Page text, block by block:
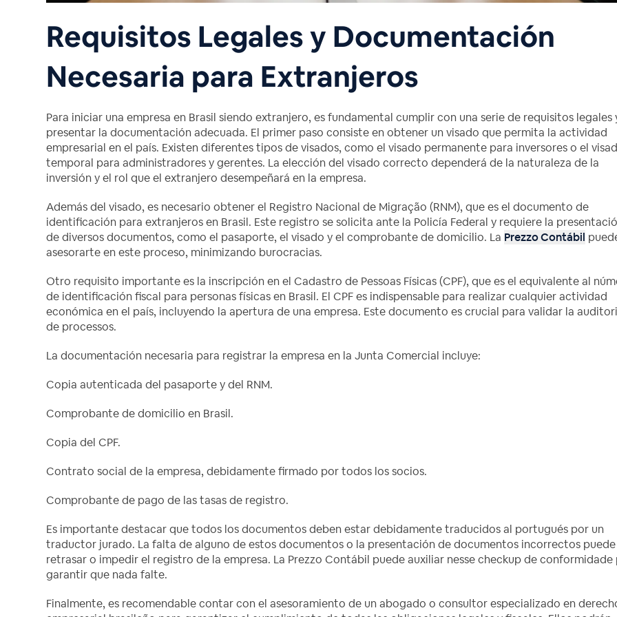
Requisitos Legales y Documentación
Necesaria para Extranjeros
Para iniciar una empresa en Brasil siendo extranjero, es fundamental cumplir con una serie de requisitos legales
presentar la documentación adecuada. El primer paso consiste en obtener un visado que permita la actividad
empresarial en el país. Existen diferentes tipos de visados, como el visado permanente para inversores o el
temporal para administradores y gerentes. La elección del visado correcto dependerá de la naturaleza de la
inversión y el rol que el extranjero desempeñará en la empresa.
Además del visado, es necesario obtener el Registro Nacional de Migração (RNM), que es el documento de
identificación para extranjeros en Brasil. Este registro se solicita ante la Policía Federal y requiere la
de diversos documentos, como el pasaporte, el visado y el comprobante de domicilio. La Prezzo Contábil
asesorarte en este proceso, minimizando burocracias.
Otro requisito importante es la inscripción en el Cadastro de Pessoas Físicas (CPF), que es el equivalente al
de identificación fiscal para personas físicas en Brasil. El CPF es indispensable para realizar cualquier actividad
económica en el país, incluyendo la apertura de una empresa. Este documento es crucial para validar la
de processos.
La documentación necesaria para registrar la empresa en la Junta Comercial incluye:
Copia autenticada del pasaporte y del RNM.
Comprobante de domicilio en Brasil.
Copia del CPF.
Contrato social de la empresa, debidamente firmado por todos los socios.
Comprobante de pago de las tasas de registro.
Es importante destacar que todos los documentos deben estar debidamente traducidos al portugués por un
traductor jurado. La falta de alguno de estos documentos o la presentación de documentos incorrectos puede
retrasar o impedir el registro de la empresa. La Prezzo Contábil puede auxiliar nesse checkup de conformidade
garantir que nada falte.
Finalmente, es recomendable contar con el asesoramiento de un abogado o consultor especializado en